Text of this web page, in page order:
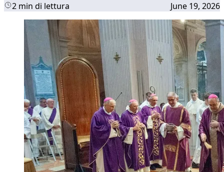
2 min di lettura June 19, 2026